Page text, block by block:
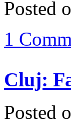
Posted
1
Cluj:
Posted